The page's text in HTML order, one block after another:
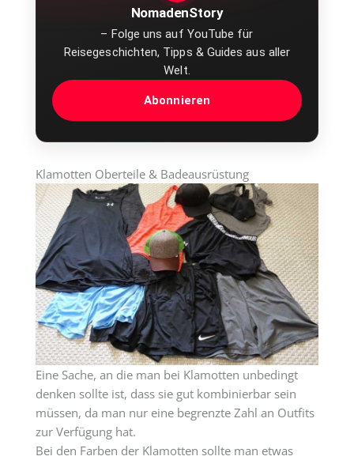
NomadenStory
– Folge uns auf YouTube für
Reisegeschichten, Tipps & Guides aus aller
Welt.
Abonnieren
Klamotten Oberteile & Badeausrüstung
Eine Sache, an die man bei Klamotten unbedingt
denken sollte ist, dass sie gut kombinierbar sein
müssen, da man nur eine begrenzte Zahl an Outfits
zur Verfügung hat.
Bei den Farben der Klamotten sollte man etwas